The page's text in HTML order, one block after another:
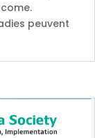
peuvent